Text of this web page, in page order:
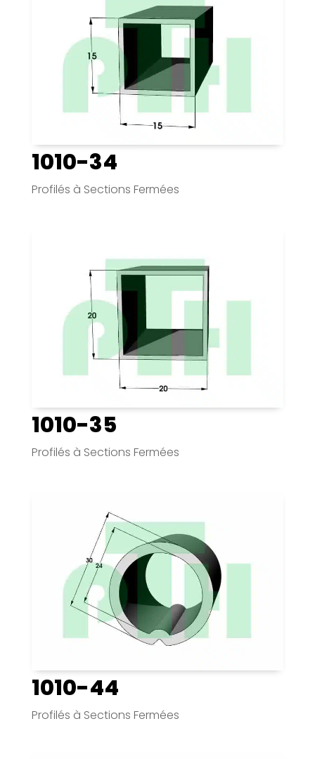
1010-34
Profilés à Sections Fermées
1010-35
Profilés à Sections Fermées
1010-44
Profilés à Sections Fermées